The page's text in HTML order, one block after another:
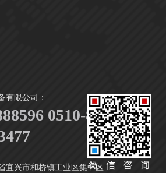
有限公司：
0510-87888916
兴市和桥镇工业区集中区